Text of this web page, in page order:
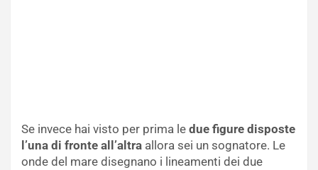
Se invece hai visto per prima le due figure disposte
l’una di fronte all’altra allora sei un sognatore. Le
onde del mare disegnano i lineamenti dei due